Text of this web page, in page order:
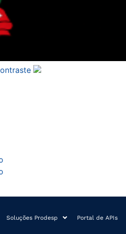
Soluções Prodesp Portal de APIs